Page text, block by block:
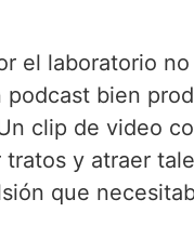
el laboratorio
bien
clip de video
y atraer
que